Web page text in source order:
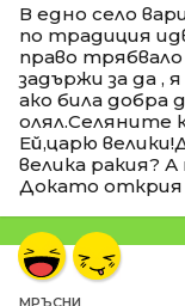
В едно село
по традиция
право
задържи за да ,
ако била добра
олял.Селяните
Ей,царю
велика ракия? А
Докато открия
МРЪСНИ